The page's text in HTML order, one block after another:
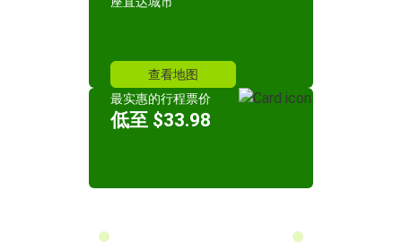
查看地图
最实惠的行程票价
低至 $33.98